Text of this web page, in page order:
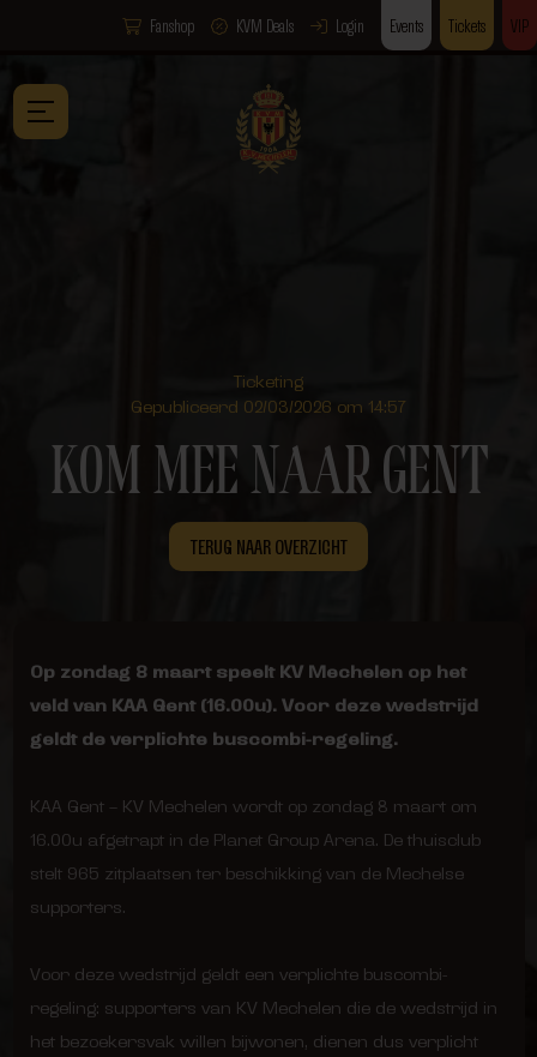
Fanshop KVM Deals Login Events Tickets VIP
Ticketing
Gepubliceerd 02/03/2026 om 14:57
KOM MEE NAAR GENT
TERUG NAAR OVERZICHT
Op zondag 8 maart speelt KV Mechelen op het
veld van KAA Gent (16.00u). Voor deze wedstrijd
geldt de verplichte buscombi-regeling.
KAA Gent – KV Mechelen wordt op zondag 8 maart om
16.00u afgetrapt in de Planet Group Arena. De thuisclub
stelt 965 zitplaatsen ter beschikking van de Mechelse
supporters.
Voor deze wedstrijd geldt een verplichte buscombi-
regeling: supporters van KV Mechelen die de wedstrijd in
het bezoekersvak willen bijwonen, dienen dus verplicht